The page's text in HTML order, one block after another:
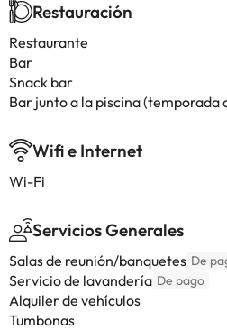
Restauración
Restaurante
Bar
Snack bar
Bar junto a la piscina (temporada
Wifi e Internet
Wi-Fi
Servicios Generales
Salas de reunión/banquetes De
Servicio de lavandería De pago
Alquiler de vehículos
Tumbonas